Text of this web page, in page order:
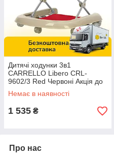
Дитячі ходунки 3в1
CARRELLO Libero CRL-
9602/3 Red Червоні Акція до
15.03
Немає в наявності
1 535 ₴
Про нас